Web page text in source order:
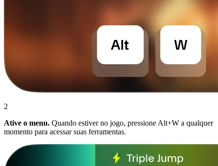
2
Ative o menu. Quando estiver no jogo, pressione Alt+W a qualquer
momento para acessar suas ferramentas.